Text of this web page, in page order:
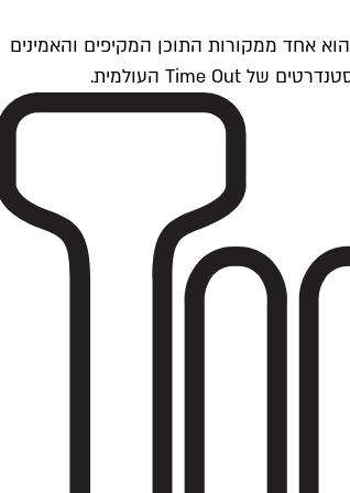
Time Outתל אביב הוא חלק מרשת Time Out Global — רשת מדיה בינלאומית הפועלת ב-360 ערים מרכזיות וב-60 מדינות ברחבי העולם. Time Out הוא אחד ממקורות התוכן המקיפים והאמינים